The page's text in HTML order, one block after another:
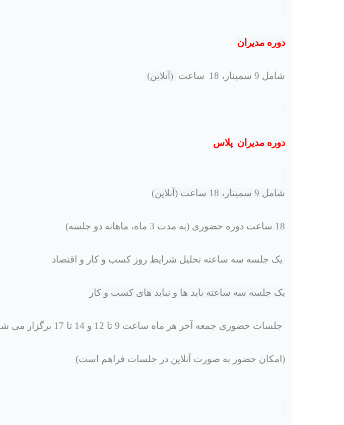
دوره مدیران
شامل 9 سمینار، 18 ساعت (آنلاین)
دوره مدیران پلاس
شامل 9 سمینار، 18 ساعت (آنلاین (
18 ساعت دوره حضوری (به مدت 3 ماه، ماهانه دو جلسه (
یک جلسه سه ساعته تحلیل شرایط روز کسب و کار و اقتصاد
یک جلسه سه ساعته باید ها و نباید های کسب و کار
جلسات حضوری جمعه آخر هر ماه ساعت 9 تا 12 و 14 تا 17 برگزار می شود
(امکان حضور به صورت آنلاین در جلسات فراهم است )